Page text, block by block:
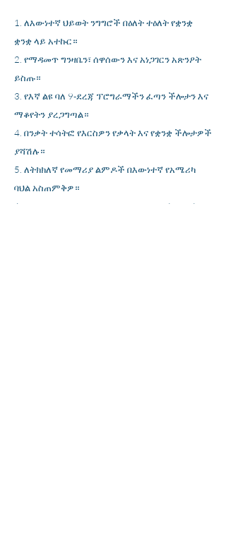
ለእውነተኛ ህይወት ንግግሮች በዕለት ተዕለት የቋንቋ
ቋንቋ ላይ አተኩር።
የማዳመጥ ግንዛቤን፣ ሰዋሰውን እና አነጋገርን አጽንዖት
ይስጡ።
የእኛ ልዩ ባለ 9-ደረጃ ፕሮግራማችን ፈጣን ችሎታን እና
ማቆየትን ያረጋግጣል።
በንቃት ተሳትፎ የእርስዎን የቃላት እና የቋንቋ ችሎታዎች
ያሻሽሉ።
ለትክክለኛ የመማሪያ ልምዶች በእውነተኛ የአሜሪካ
ባህል አስጠምቅዎ።
ለእርስዎ አስፈላጊ በሆኑ ተግባራዊ እና የዕለት ተዕለት